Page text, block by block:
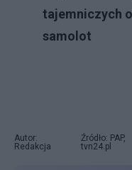
tajemniczych
samolot
Autor:
Redakcja
Źródło: PAP,
tvn24.pl